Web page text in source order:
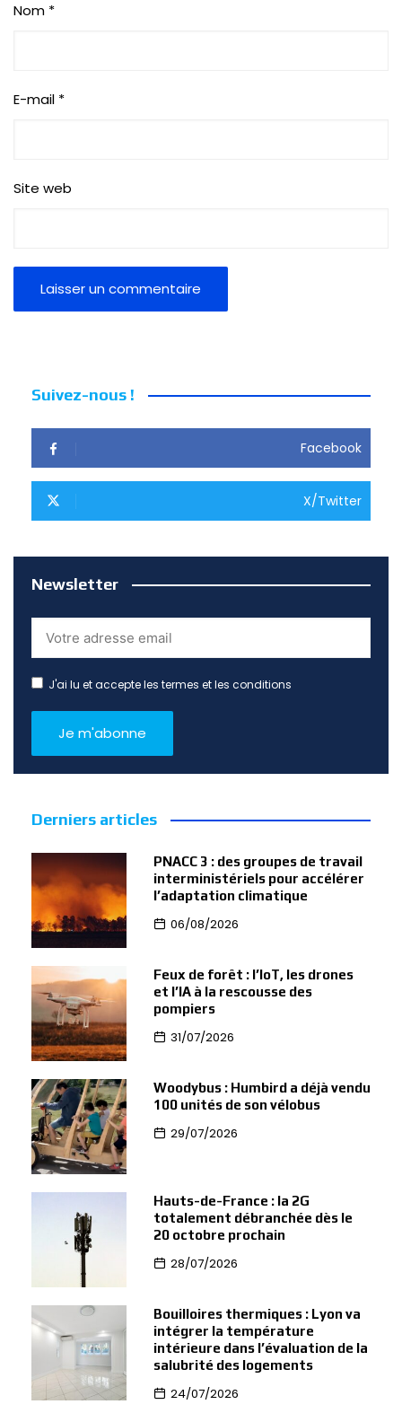
Nom *
E-mail *
Site web
Suivez-nous !
Facebook
X/Twitter
Newsletter
J'ai lu et accepte les termes et les conditions
Derniers articles
PNACC 3 : des groupes de travail
interministériels pour accélérer
l’adaptation climatique
06/08/2026
Feux de forêt : l’IoT, les drones
et l’IA à la rescousse des
pompiers
31/07/2026
Woodybus : Humbird a déjà vendu
100 unités de son vélobus
29/07/2026
Hauts-de-France : la 2G
totalement débranchée dès le
20 octobre prochain
28/07/2026
Bouilloires thermiques : Lyon va
intégrer la température
intérieure dans l’évaluation de la
salubrité des logements
24/07/2026